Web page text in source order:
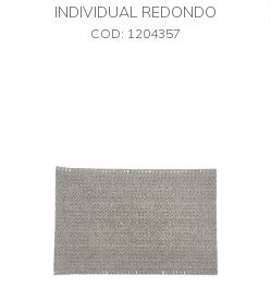
INDIVIDUAL REDONDO
ESTAMPADO
COD: 1204357